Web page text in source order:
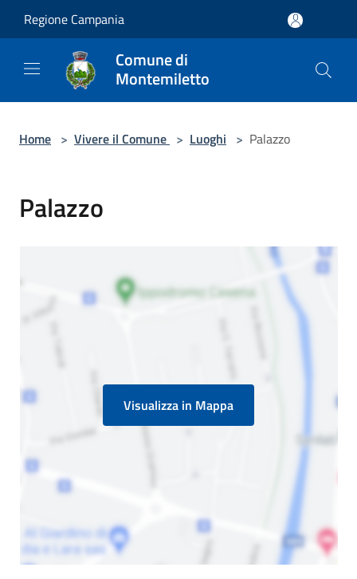
Regione Campania
Comune di
Montemiletto
Home > Vivere il Comune > Luoghi > Palazzo
Palazzo
Visualizza in Mappa